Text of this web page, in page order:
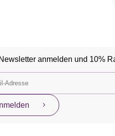
anmelden und 10%